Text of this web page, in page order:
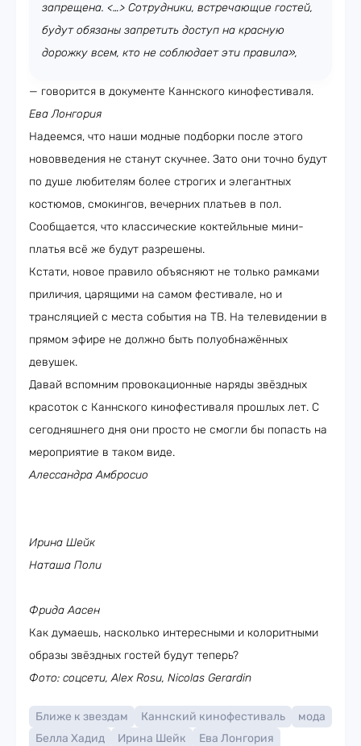
запрещена. <…> Сотрудники, встречающие гостей,
будут обязаны запретить доступ на красную
дорожку всем, кто не соблюдает эти правила»,
— говорится в документе Каннского кинофестиваля.
Ева Лонгория
Надеемся, что наши модные подборки после этого
нововведения не станут скучнее. Зато они точно будут
по душе любителям более строгих и элегантных
костюмов, смокингов, вечерних платьев в пол.
Сообщается, что классические коктейльные мини-
платья всё же будут разрешены.
Кстати, новое правило объясняют не только рамками
приличия, царящими на самом фестивале, но и
трансляцией с места события на ТВ. На телевидении в
прямом эфире не должно быть полуобнажённых
девушек.
Давай вспомним провокационные наряды звёздных
красоток с Каннского кинофестиваля прошлых лет. С
сегодняшнего дня они просто не смогли бы попасть на
мероприятие в таком виде.
Алессандра Амбросио
Ирина Шейк
Наташа Поли
Фрида Аасен
Как думаешь, насколько интересными и колоритными
образы звёздных гостей будут теперь?
Фото: соцсети, Alex Rosu, Nicolas Gerardin
Ближе к звездам Каннский кинофестиваль
мода
Белла Хадид
Ирина Шейк Ева Лонгория